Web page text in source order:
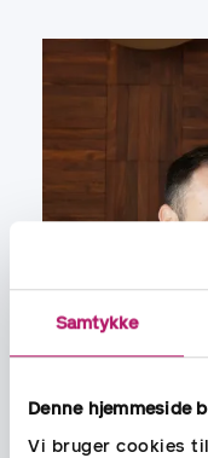
Samtykke
Denne hjemmeside
Vi bruger cookies